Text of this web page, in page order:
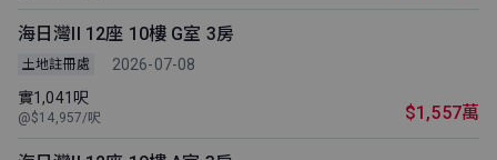
海日灣II 12座 10樓 G室 3房
土地註冊處
2026-07-08
實1,041呎
@$14,957/呎 $1,557萬